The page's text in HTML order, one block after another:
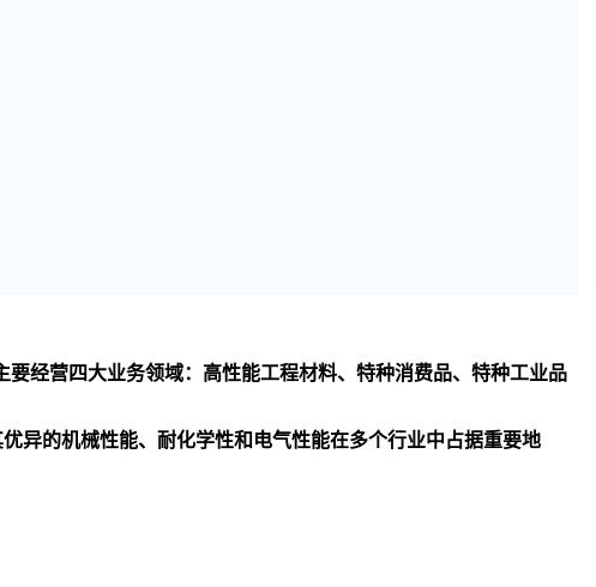
经营四大业务领域：高性能工程材料、特种消费品、特种工业品
异的机械性能、耐化学性和电气性能在多个行业中占据重要地